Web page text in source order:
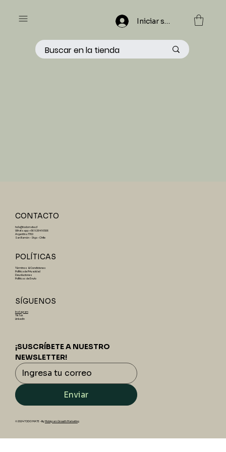
Iniciar sesión
CONTACTO
hola@todomate.cl
Whatsapp: +56 9 2641 6506
Argentina 1760
San Ramón - Stgo - Chile
POLÍTICAS
Términos & Condiciones
Política de Privacidad
Devoluciones
Políticas de Envío
SÍGUENOS
Instagram
TikTok
LinkedIn
¡SUSCRÍBETE A NUESTRO
NEWSLETTER!
Enviar
© 2024 TODO MATE - ByMobigram Growth Marketing